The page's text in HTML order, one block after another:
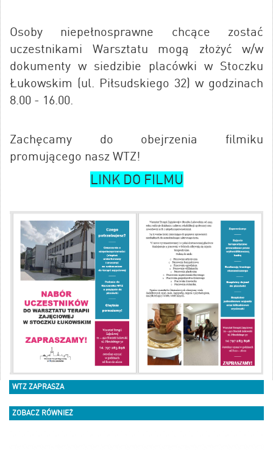
Osoby niepełnosprawne chcące zostać
uczestnikami Warsztatu mogą złożyć w/w
dokumenty w siedzibie placówki w Stoczku
Łukowskim (ul. Piłsudskiego 32) w godzinach
8.00 - 16.00.
Zachęcamy do obejrzenia filmiku
promującego nasz WTZ!
LINK DO FILMU
WTZ ZAPRASZA
ZOBACZ RÓWNIEŻ